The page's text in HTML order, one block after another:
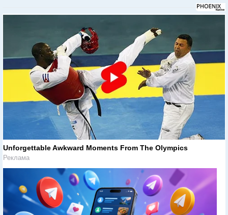
Unforgettable Awkward Moments From The Olympics
Реклама